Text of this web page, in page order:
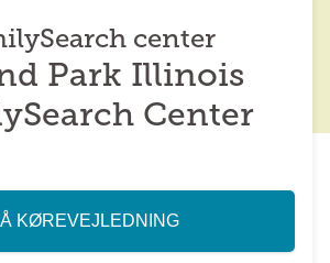
center
Park Illinois
Center
KØREVEJLEDNING